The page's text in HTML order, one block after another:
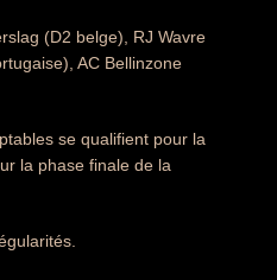
(D2 belge), RJ Wavre
AC Bellinzone
se qualifient pour la
la phase finale de la